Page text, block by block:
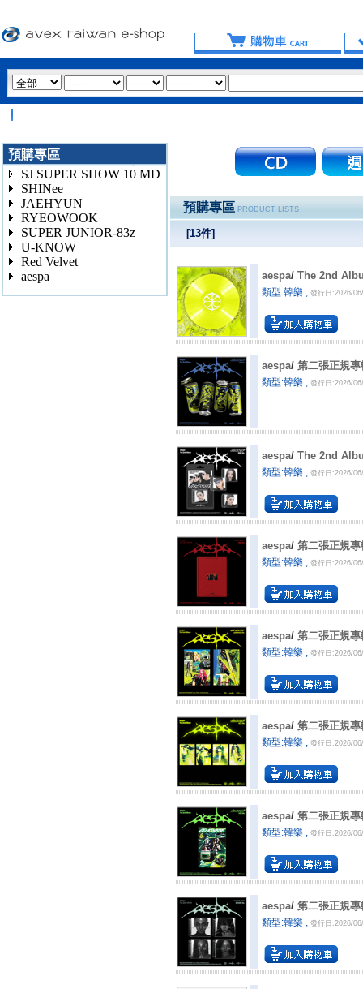
預購專區
SJ SUPER SHOW 10 MD
SHINee
JAEHYUN
RYEOWOOK
SUPER JUNIOR-83z
U-KNOW
Red Velvet
aespa
預購專區 PRODUCT LISTS
[13件]
aespa/ The 2nd
類型:韓樂 , 發行日:2026/
aespa/ 第二張正規
類型:韓樂 , 發行日:2026/
aespa/ The 2nd
類型:韓樂 , 發行日:2026/
aespa/ 第二張正規
類型:韓樂 , 發行日:2026/
aespa/ 第二張正規
類型:韓樂 , 發行日:2026/
aespa/ 第二張正規
類型:韓樂 , 發行日:2026/
aespa/ 第二張正規
類型:韓樂 , 發行日:2026/
aespa/ 第二張正規
類型:韓樂 , 發行日:2026/